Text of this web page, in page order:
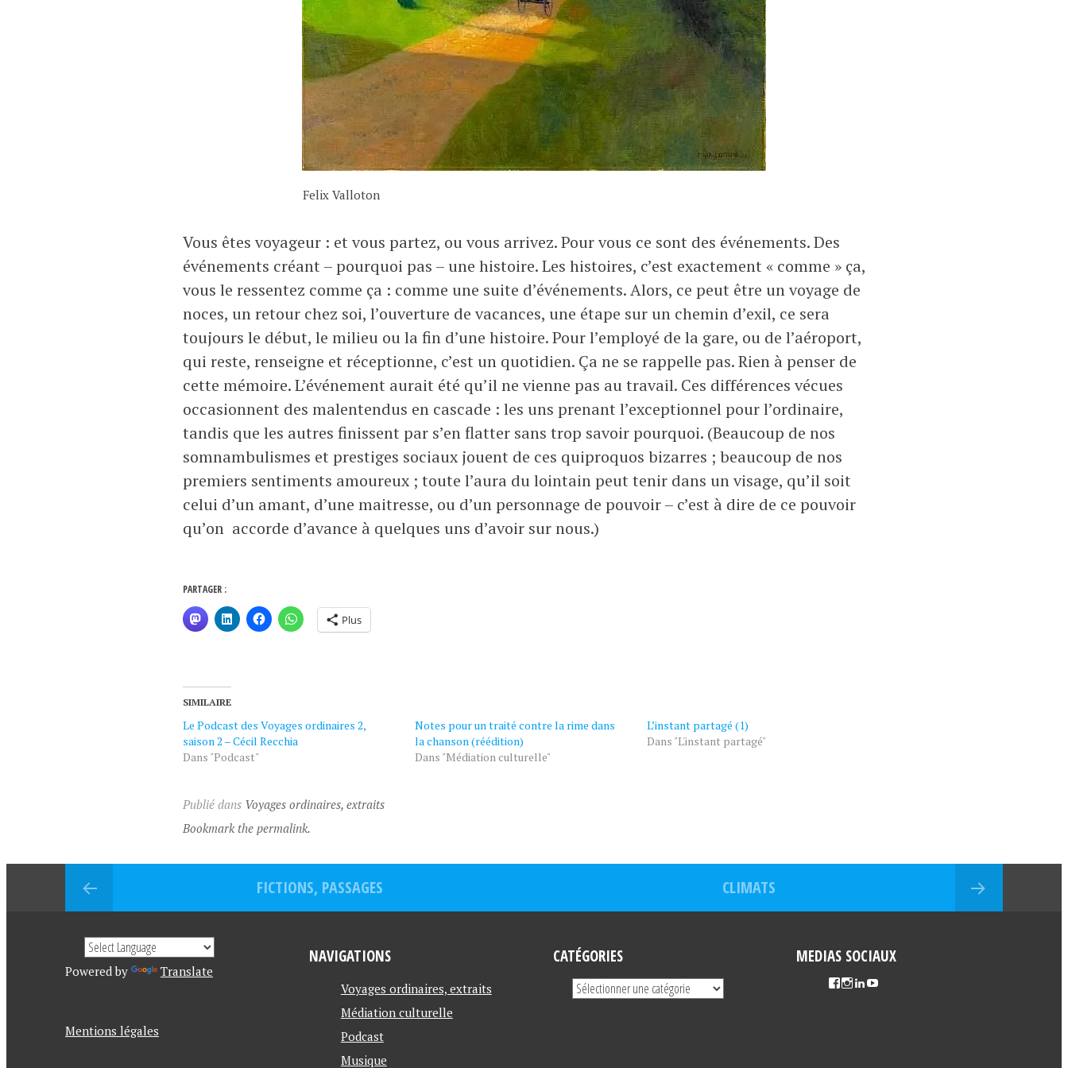
Felix Valloton
Vous êtes voyageur : et vous partez, ou vous arrivez. Pour vous ce sont des événements. Des
événements créant – pourquoi pas – une histoire. Les histoires, c’est exactement « comme » ça,
vous le ressentez comme ça : comme une suite d’événements. Alors, ce peut être un voyage de
noces, un retour chez soi, l’ouverture de vacances, une étape sur un chemin d’exil, ce sera
toujours le début, le milieu ou la fin d’une histoire. Pour l’employé de la gare, ou de l’aéroport,
qui reste, renseigne et réceptionne, c’est un quotidien. Ça ne se rappelle pas. Rien à penser de
cette mémoire. L’événement aurait été qu’il ne vienne pas au travail. Ces différences vécues
occasionnent des malentendus en cascade : les uns prenant l’exceptionnel pour l’ordinaire,
tandis que les autres finissent par s’en flatter sans trop savoir pourquoi. (Beaucoup de nos
somnambulismes et prestiges sociaux jouent de ces quiproquos bizarres ; beaucoup de nos
premiers sentiments amoureux ; toute l’aura du lointain peut tenir dans un visage, qu’il soit
celui d’un amant, d’une maitresse, ou d’un personnage de pouvoir – c’est à dire de ce pouvoir
qu’on accorde d’avance à quelques uns d’avoir sur nous.)
PARTAGER :
Plus
SIMILAIRE
Le Podcast des Voyages ordinaires 2,
saison 2 – Cécil Recchia
Dans "Podcast"
Notes pour un traité contre la rime dans
la chanson (réédition)
Dans "Médiation culturelle"
L’instant partagé (1)
Dans "L'instant partagé"
Publié dans Voyages ordinaires, extraits
Bookmark the permalink.
FICTIONS, PASSAGES CLIMATS
Powered by Translate
Mentions légales
NAVIGATIONS
Voyages ordinaires, extraits
Médiation culturelle
Podcast
Musique
CATÉGORIES MEDIAS SOCIAUX